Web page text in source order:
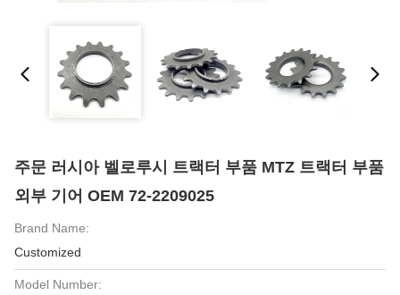
주문 러시아 벨로루시 트랙터 부품 MTZ 트랙터 부품
외부 기어 OEM 72-2209025
Brand Name:
Customized
Model Number: